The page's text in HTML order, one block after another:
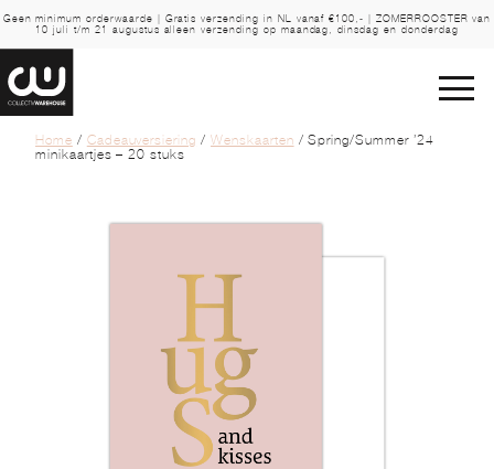
Geen minimum orderwaarde | Gratis verzending in NL vanaf €100,- | ZOMERROOSTER van
10 juli t/m 21 augustus alleen verzending op maandag, dinsdag en donderdag
Home / Cadeauversiering / Wenskaarten / Spring/Summer ’24
minikaartjes – 20 stuks